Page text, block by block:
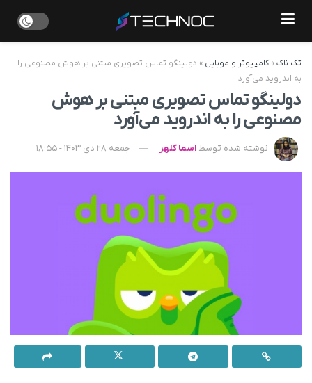
تک ناک»کامپیوتر و موبایل » دولینگو تماس تصویری مبتنی بر هوش مصنوعی را
به اندروید می‌آورد
دولینگو تماس تصویری مبتنی بر هوش
مصنوعی را به اندروید می‌آورد
نوشته شده توسط اسما کلهر جمعه 28 دی 1403 - 18:55